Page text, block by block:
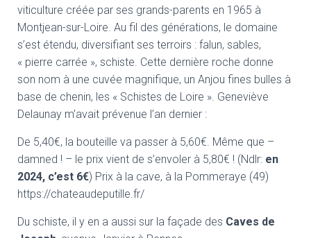
viticulture créée par ses grands-parents en 1965 à
Montjean-sur-Loire. Au fil des générations, le domaine
s’est étendu, diversifiant ses terroirs : falun, sables,
« pierre carrée », schiste. Cette dernière roche donne
son nom à une cuvée magnifique, un Anjou fines bulles à
base de chenin, les « Schistes de Loire ». Geneviève
Delaunay m’avait prévenue l’an dernier :
De 5,40€, la bouteille va passer à 5,60€. Même que –
damned ! – le prix vient de s’envoler à 5,80€ ! (Ndlr: en
2024, c’est 6€) Prix à la cave, à la Pommeraye (49)
https://chateaudeputille.fr/
Du schiste, il y en a aussi sur la façade des Caves de